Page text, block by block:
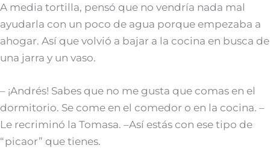
A media tortilla, pensó que no vendría nada mal
ayudarla con un poco de agua porque empezaba a
ahogar. Así que volvió a bajar a la cocina en busca de
una jarra y un vaso.
– ¡Andrés! Sabes que no me gusta que comas en el
dormitorio. Se come en el comedor o en la cocina. –
Le recriminó la Tomasa. –Así estás con ese tipo de
“picaor” que tienes.